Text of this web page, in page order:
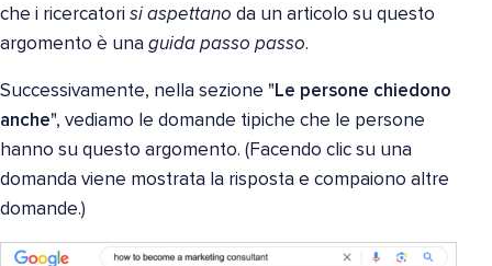
che i ricercatori si aspettano da un articolo su questo
argomento è una guida passo passo.
Successivamente, nella sezione "Le persone chiedono
anche", vediamo le domande tipiche che le persone
hanno su questo argomento. (Facendo clic su una
domanda viene mostrata la risposta e compaiono altre
domande.)